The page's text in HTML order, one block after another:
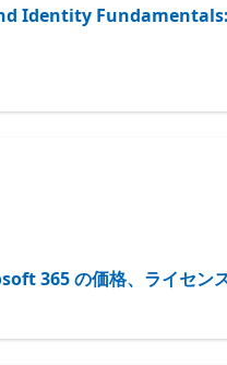
Identity
365 の価格、ライセン